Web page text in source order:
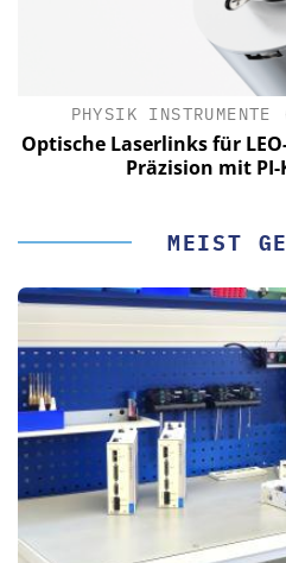
PHYSIK
Optische Laserlinks für
Präzision mit
MEIST